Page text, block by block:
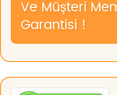
Ve Müşteri
Garantisi !